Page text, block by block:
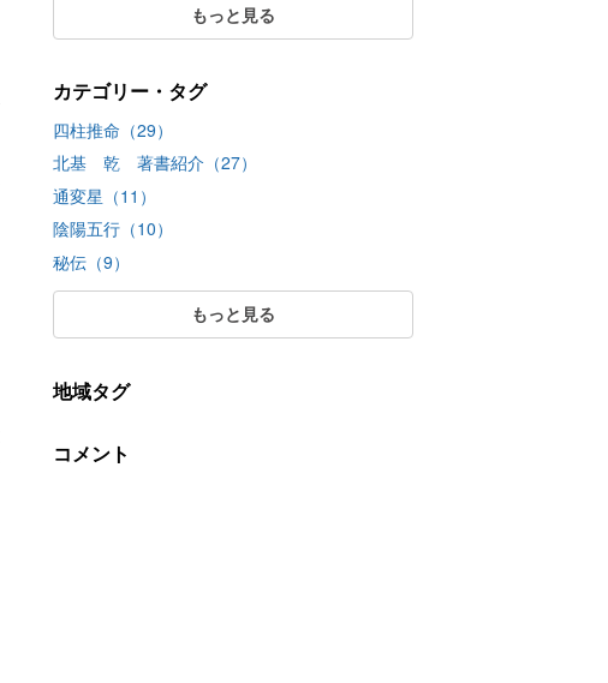
もっと見る
カテゴリー・タグ
四柱推命（29）
北基 乾 著書紹介（27）
通変星（11）
陰陽五行（10）
秘伝（9）
もっと見る
地域タグ
コメント